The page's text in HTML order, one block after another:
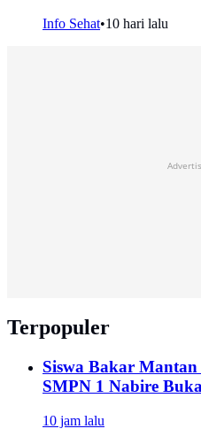
Info Sehat•10 hari lalu
Terpopuler
Siswa Bakar Mantan
SMPN 1 Nabire
10 jam lalu